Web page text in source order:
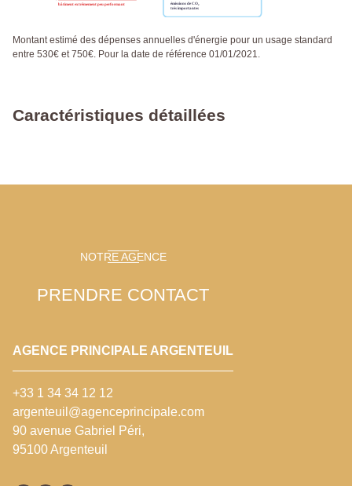
Montant estimé des dépenses annuelles d'énergie pour un usage standard
entre 530€ et 750€. Pour la date de référence 01/01/2021.
Caractéristiques détaillées
NOTRE AGENCE
PRENDRE CONTACT
AGENCE PRINCIPALE ARGENTEUIL
+33 1 34 34 12 12
argenteuil@agenceprincipale.com
90 avenue Gabriel Péri,
95100 Argenteuil